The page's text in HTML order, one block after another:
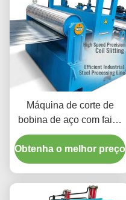
Máquina de corte de
bobina de aço com faixa
de velocidade de corte de
50-200 m/min, faixa de
largura de placa de 400-
número de corte de 8-30
Obtenha o melhor preço